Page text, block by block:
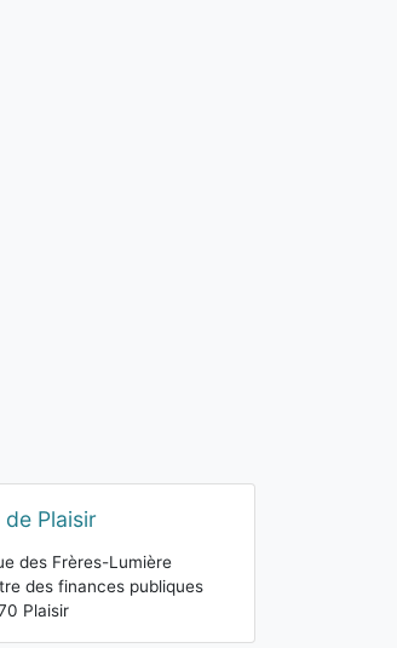
de Plaisir
des Frères-Lumière
des finances publiques
Plaisir